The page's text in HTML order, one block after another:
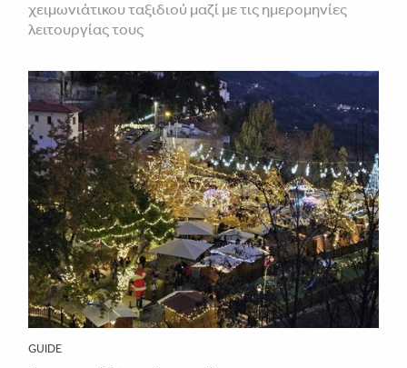
χειμωνιάτικου ταξιδιού μαζί με τις ημερομηνίες
λειτουργίας τους
GUIDE